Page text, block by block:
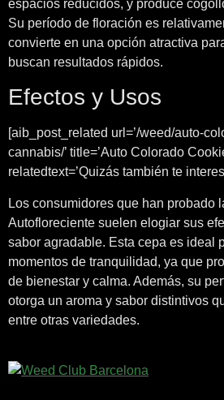
espacios reducidos, y produce
Su período de floración es
convierte en una opción atractiva
buscan resultados rápidos.
Efectos y Usos
[aib_post_related url=’/weed/auto-
cannabis/’ title=’Auto Colorado
relatedtext=’Quizás también te
Los consumidores que han probado
Autofloreciente suelen elogiar sus
sabor agradable. Esta cepa es ideal
momentos de tranquilidad, ya que
de bienestar y calma. Además, su
otorga un aroma y sabor distintivos
entre otras variedades.